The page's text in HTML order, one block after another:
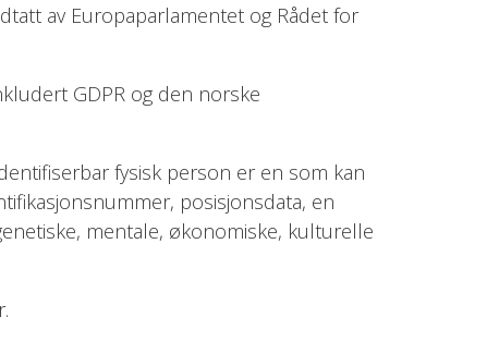
av Europaparlamentet og Rådet for
GDPR og den norske
fysisk person er en som kan
posisjonsdata, en
mentale, økonomiske, kulturelle